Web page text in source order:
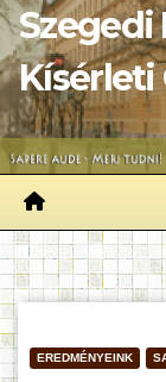
Szegedi
Kísérleti
EREDMÉNYEINK